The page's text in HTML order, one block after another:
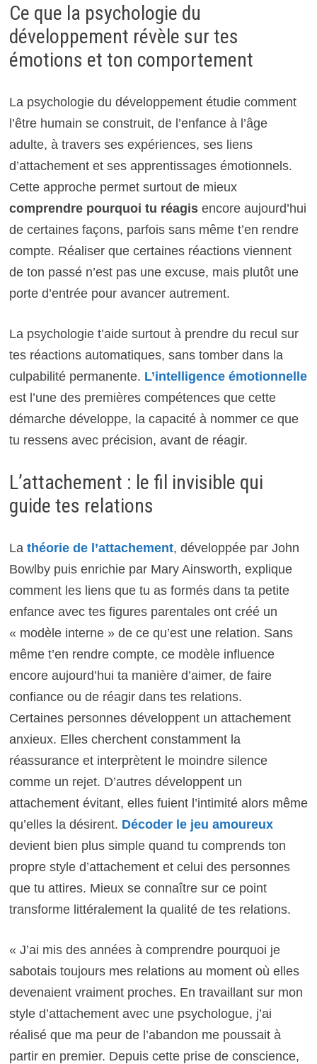
Ce que la psychologie du
développement révèle sur tes
émotions et ton comportement
La psychologie du développement étudie comment
l’être humain se construit, de l’enfance à l’âge
adulte, à travers ses expériences, ses liens
d’attachement et ses apprentissages émotionnels.
Cette approche permet surtout de mieux
comprendre pourquoi tu réagisencore aujourd’hui
de certaines façons, parfois sans même t’en rendre
compte. Réaliser que certaines réactions viennent
de ton passé n’est pas une excuse, mais plutôt une
porte d’entrée pour avancer autrement.
La psychologie t’aide surtout à prendre du recul sur
tes réactions automatiques, sans tomber dans la
culpabilité permanente. L’intelligence émotionnelle
est l’une des premières compétences que cette
démarche développe, la capacité à nommer ce que
tu ressens avec précision, avant de réagir.
L’attachement : le fil invisible qui
guide tes relations
La théorie de l’attachement, développée par John
Bowlby puis enrichie par Mary Ainsworth, explique
comment les liens que tu as formés dans ta petite
enfance avec tes figures parentales ont créé un
« modèle interne » de ce qu’est une relation. Sans
même t’en rendre compte, ce modèle influence
encore aujourd’hui ta manière d’aimer, de faire
confiance ou de réagir dans tes relations.
Certaines personnes développent un attachement
anxieux. Elles cherchent constamment la
réassurance et interprètent le moindre silence
comme un rejet. D’autres développent un
attachement évitant, elles fuient l’intimité alors même
qu’elles la désirent. Décoder le jeu amoureux
devient bien plus simple quand tu comprends ton
propre style d’attachement et celui des personnes
que tu attires. Mieux se connaître sur ce point
transforme littéralement la qualité de tes relations.
« J’ai mis des années à comprendre pourquoi je
sabotais toujours mes relations au moment où elles
devenaient vraiment proches. En travaillant sur mon
style d’attachement avec une psychologue, j’ai
réalisé que ma peur de l’abandon me poussait à
partir en premier. Depuis cette prise de conscience,